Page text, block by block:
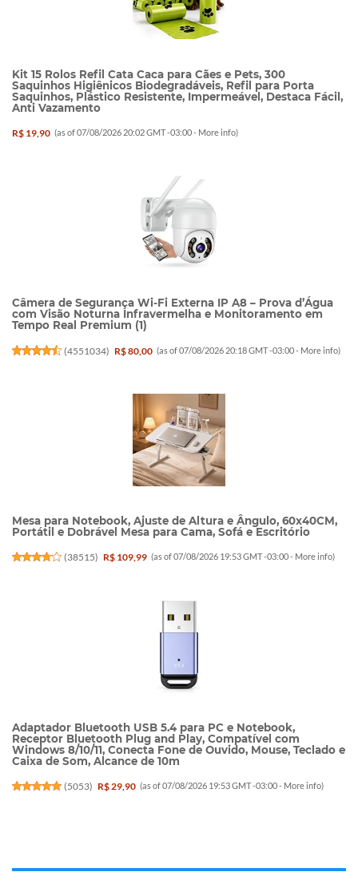
Kit 15 Rolos Refil Cata Caca para Cães e Pets, 300
Saquinhos Higiênicos Biodegradáveis, Refil para Porta
Saquinhos, Plástico Resistente, Impermeável, Destaca Fácil,
Anti Vazamento
R$ 19,90 (as of 07/08/2026 20:02 GMT -03:00 - More info)
Câmera de Segurança Wi-Fi Externa IP A8 – Prova d’Água
com Visão Noturna Infravermelha e Monitoramento em
Tempo Real Premium (1)
(4551034) R$ 80,00 (as of 07/08/2026 20:18 GMT -03:00 - More info)
Mesa para Notebook, Ajuste de Altura e Ângulo, 60x40CM,
Portátil e Dobrável Mesa para Cama, Sofá e Escritório
(38515) R$ 109,99 (as of 07/08/2026 19:53 GMT -03:00 - More info)
Adaptador Bluetooth USB 5.4 para PC e Notebook,
Receptor Bluetooth Plug and Play, Compatível com
Windows 8/10/11, Conecta Fone de Ouvido, Mouse, Teclado e
Caixa de Som, Alcance de 10m
(5053) R$ 29,90 (as of 07/08/2026 19:53 GMT -03:00 - More info)